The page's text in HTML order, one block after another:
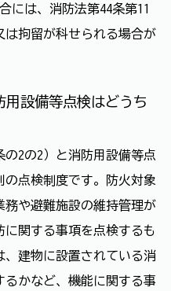
には、消防法第44条第11
は拘留が科せられる場合が
設備等点検はどうち
2の2）と消防用設備等点
の点検制度です。防火対象
務や避難施設の維持管理が
関する事項を点検するも
建物に設置されている消
るかなど、機能に関する事